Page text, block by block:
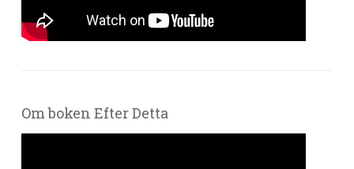
Om boken Efter Detta